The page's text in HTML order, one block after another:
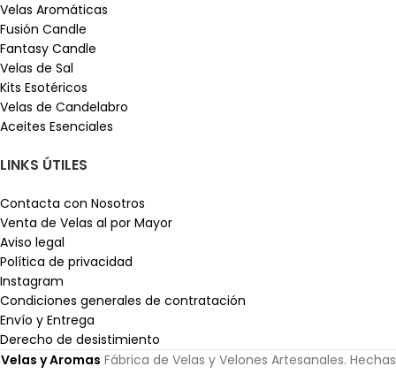
Velas Aromáticas
Fusión Candle
Fantasy Candle
Velas de Sal
Kits Esotéricos
Velas de Candelabro
Aceites Esenciales
LINKS ÚTILES
Contacta con Nosotros
Venta de Velas al por Mayor
Aviso legal
Política de privacidad
Instagram
Condiciones generales de contratación
Envío y Entrega
Derecho de desistimiento
Velas y Aromas Fábrica de Velas y Velones Artesanales. Hechas